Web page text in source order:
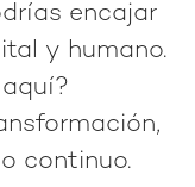
encajar
y humano.
continuo.